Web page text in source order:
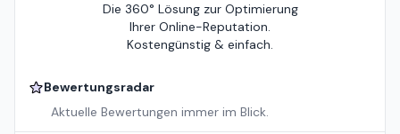
Die 360° Lösung zur Optimierung
Ihrer Online-Reputation.
Kostengünstig & einfach.
Bewertungsradar
Aktuelle Bewertungen immer im Blick.